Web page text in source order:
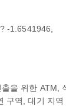
-1.6541946,
을 위한 ATM,
구역, 대기 지역